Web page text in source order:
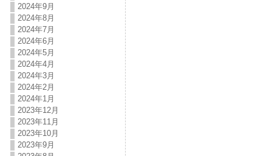
2024年9月
2024年8月
2024年7月
2024年6月
2024年5月
2024年4月
2024年3月
2024年2月
2024年1月
2023年12月
2023年11月
2023年10月
2023年9月